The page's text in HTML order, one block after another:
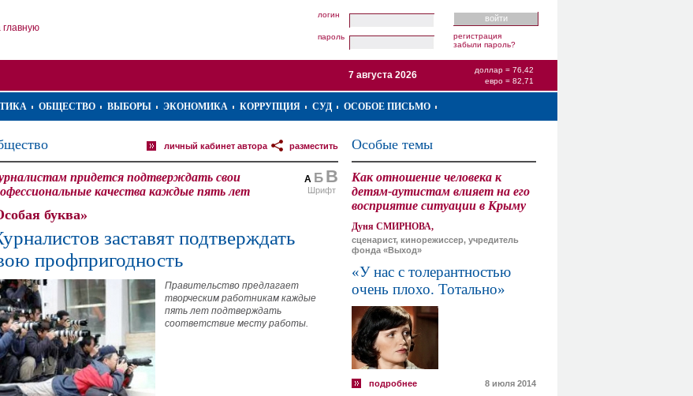
главную
логин
пароль
регистрация
забыли пароль?
доллар = 76,42
евро = 82,71
7 августа 2026
ОБЩЕСТВО ВЫБОРЫ ЭКОНОМИКА КОРРУПЦИЯ СУД ОСОБОЕ ПИСЬМО
разместить
личный кабинет автора
А Б В
Шрифт
придется подтверждать свои
качества каждые пять лет
буква»
заставят подтверждать
профпригодность
Правительство предлагает
творческим работникам каждые
пять лет подтверждать
соответствие месту работы.
Особые темы
Как отношение человека к
детям-аутистам влияет на его
восприятие ситуации в Крыму
Дуня СМИРНОВА,
сценарист, кинорежиссер, учредитель
фонда «Выход»
«У нас с толерантностью
очень плохо. Тотально»
подробнее 8 июля 2014